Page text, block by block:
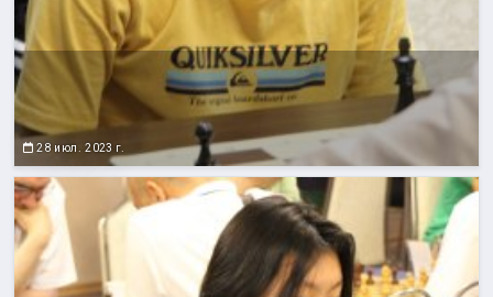
28 июл. 2023 г.